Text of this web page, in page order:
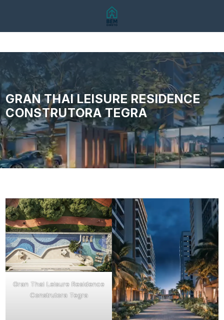
GRAN THAI LEISURE RESIDENCE
CONSTRUTORA TEGRA
Gran Thai Leisure Residence
Construtora Tegra